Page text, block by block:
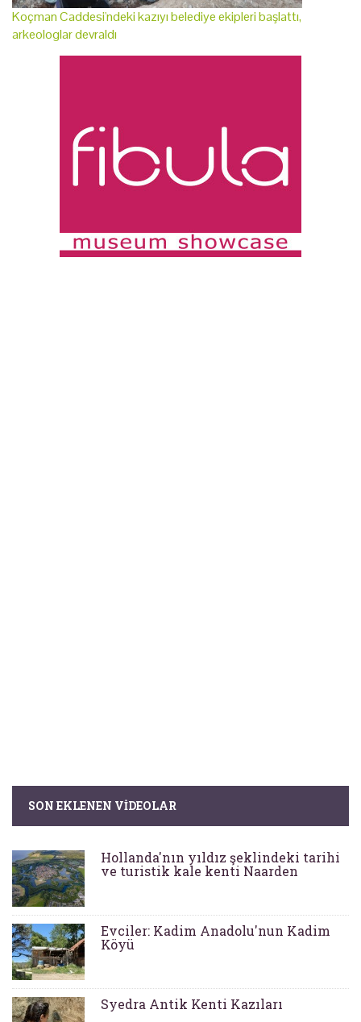
Koçman Caddesi'ndeki kazıyı belediye ekipleri başlattı,
arkeologlar devraldı
SON EKLENEN VIDEOLAR
Hollanda'nın yıldız şeklindeki tarihi
ve turistik kale kenti Naarden
Evciler: Kadim Anadolu'nun Kadim
Köyü
Syedra Antik Kenti Kazıları